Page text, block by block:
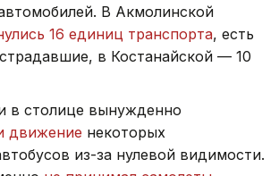
В Акмолинской
16 единиц транспорта, есть
в Костанайской — 10
в столице вынужденно
движение некоторых
из-за нулевой видимости.